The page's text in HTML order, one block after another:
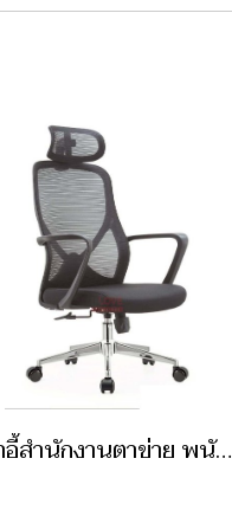
เก้าอี้สำนักงานตาข่าย พนักพิงสูง